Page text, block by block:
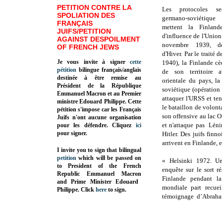
Les protocoles
germano-
mettent la
d'influence de
novembre 1939,
d'Hiver. Par le traité
1940), la Finlande
de son territoire
orientale du pays,
soviétique (opération
attaquer l'URSS et
le bataillon de
son offensive au lac
et n'attaque pas
Hitler. Des juifs
arrivent en Finlande,
« Helsinki 1972.
enquête sur le sort
Finlande pendant
mondiale part
témoignage
PETITION CONTRE LA
SPOLIATION DES
FRANÇAIS
JUIFS/PETITION
AGAINST DESPOILMENT
OF FRENCH JEWS
Je vous invite à signer cette
pétition bilingue français/anglais
destinée à être remise au
Président de la République
Emmanuel Macron et au Premier
ministre Edouard Philippe. Cette
pétition s'impose car les Français
Juifs n'ont aucune organisation
pour les défendre. Cliquez
ici
pour signer.
I invite you to sign that bilingual
petition which will be passed on
to President of the French
Republic Emmanuel Macron
and Prime MinisterEdouard
Philippe. Click here to sign.